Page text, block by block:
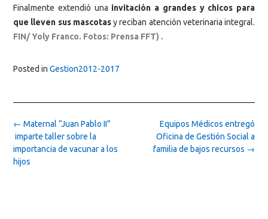
Finalmente extendió una invitación a grandes y chicos para
que lleven sus mascotasy reciban atención veterinaria integral.
FIN/ Yoly Franco. Fotos: Prensa FFT) .
Posted in Gestion2012-2017
Post
navigation
Equipos Médicos entregó
Oficina de Gestión Social a
familia de bajos recursos →
← Maternal “Juan Pablo II”
imparte taller sobre la
importancia de vacunar a los
hijos